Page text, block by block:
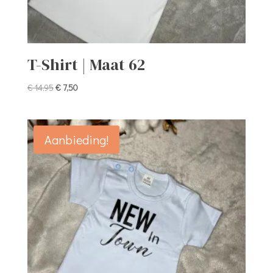
T-Shirt | Maat 62
€14,95Oorspronkelijke
€ 14,95.
€7,50Huidige
€ 7,50.
Aanbieding!